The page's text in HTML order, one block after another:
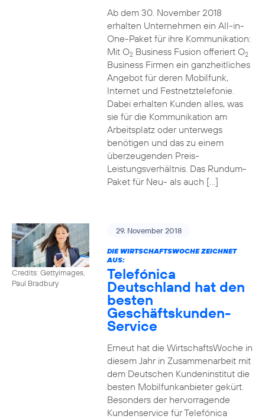
Ab dem 30. November 2018
erhalten Unternehmen ein All-in-
One-Paket für ihre Kommunikation:
Mit O2Business Fusion offeriert O2
Business Firmen ein ganzheitliches
Angebot für deren Mobilfunk,
Internet und Festnetztelefonie.
Dabei erhalten Kunden alles, was
sie für die Kommunikation am
Arbeitsplatz oder unterwegs
benötigen und das zu einem
überzeugenden Preis-
Leistungsverhältnis. Das Rundum-
Paket für Neu- als auch […]
Credits: Gettyimages,
Paul Bradbury
29. November 2018
DIE WIRTSCHAFTSWOCHE ZEICHNET
AUS:
Telefónica
Deutschland hat den
besten
Geschäftskunden-
Service
Erneut hat die WirtschaftsWoche in
diesem Jahr in Zusammenarbeit mit
dem Deutschen Kundeninstitut die
besten Mobilfunkanbieter gekürt.
Besonders der hervorragende
Kundenservice für Telefónica